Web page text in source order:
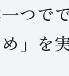
つで
」を